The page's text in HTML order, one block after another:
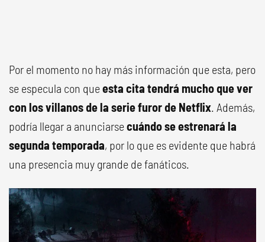
Por el momento no hay más información que esta, pero
se especula con queesta cita tendrá mucho que ver
con los villanos de la serie furor de Netflix. Además,
podría llegar a anunciarsecuándo se estrenará la
segunda temporada, por lo que es evidente que habrá
una presencia muy grande de fanáticos.